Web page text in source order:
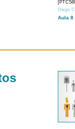
Diego
Aula 8